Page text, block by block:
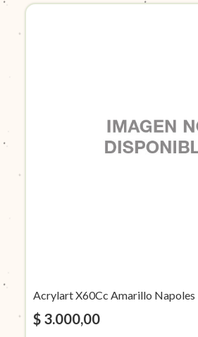
Acrylart X60Cc Amarillo Napoles
$ 3.000,00